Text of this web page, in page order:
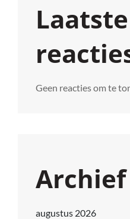
Laatste
Geen reacties om te
Archief
augustus 2026